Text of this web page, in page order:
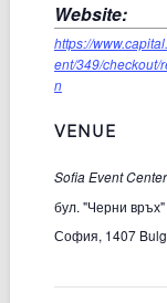
Website:
https://
ent/349/checkout/
n
VENUE
Sofia Event Center
бул. "Черни
София, 1407